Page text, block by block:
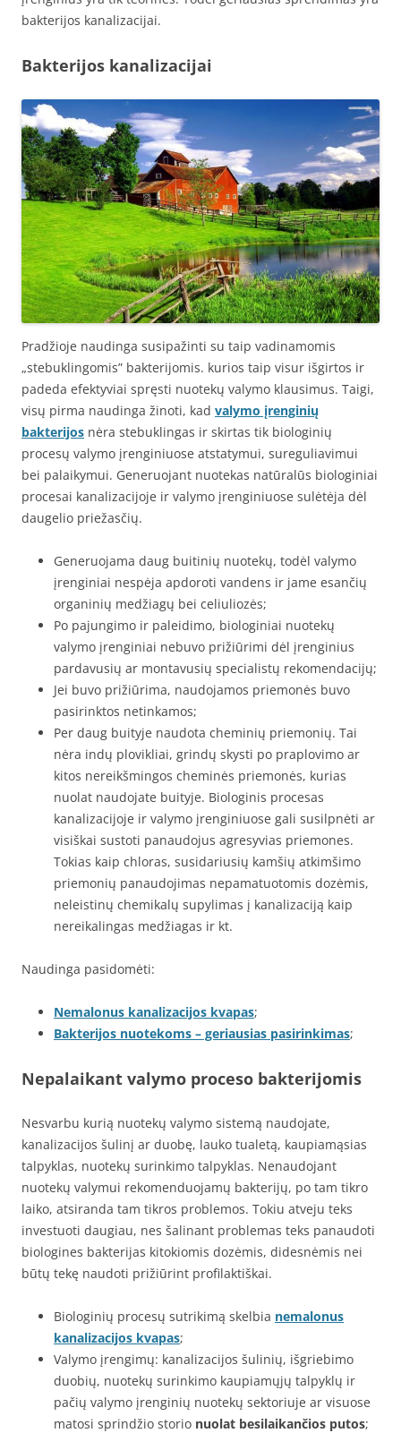
bakterijos kanalizacijai.
Bakterijos kanalizacijai
Pradžioje naudinga susipažinti su taip vadinamomis
„stebuklingomis” bakterijomis. kurios taip visur išgirtos ir
padeda efektyviai spręsti nuotekų valymo klausimus. Taigi,
visų pirma naudinga žinoti, kad valymo įrenginių
bakterijos nėra stebuklingas ir skirtas tik biologinių
procesų valymo įrenginiuose atstatymui, sureguliavimui
bei palaikymui. Generuojant nuotekas natūralūs biologiniai
procesai kanalizacijoje ir valymo įrenginiuose sulėtėja dėl
daugelio priežasčių.
Generuojama daug buitinių nuotekų, todėl valymo
įrenginiai nespėja apdoroti vandens ir jame esančių
organinių medžiagų bei celiuliozės;
Po pajungimo ir paleidimo, biologiniai nuotekų
valymo įrenginiai nebuvo prižiūrimi dėl įrenginius
pardavusių ar montavusių specialistų rekomendacijų;
Jei buvo prižiūrima, naudojamos priemonės buvo
pasirinktos netinkamos;
Per daug buityje naudota cheminių priemonių. Tai
nėra indų plovikliai, grindų skysti po praplovimo ar
kitos nereikšmingos cheminės priemonės, kurias
nuolat naudojate buityje. Biologinis procesas
kanalizacijoje ir valymo įrenginiuose gali susilpnėti ar
visiškai sustoti panaudojus agresyvias priemones.
Tokias kaip chloras, susidariusių kamšių atkimšimo
priemonių panaudojimas nepamatuotomis dozėmis,
neleistinų chemikalų supylimas į kanalizaciją kaip
nereikalingas medžiagas ir kt.
Naudinga pasidomėti:
Nemalonus kanalizacijos kvapas;
Bakterijos nuotekoms – geriausias pasirinkimas;
Nepalaikant valymo proceso bakterijomis
Nesvarbu kurią nuotekų valymo sistemą naudojate,
kanalizacijos šulinį ar duobę, lauko tualetą, kaupiamąsias
talpyklas, nuotekų surinkimo talpyklas. Nenaudojant
nuotekų valymui rekomenduojamų bakterijų, po tam tikro
laiko, atsiranda tam tikros problemos. Tokiu atveju teks
investuoti daugiau, nes šalinant problemas teks panaudoti
biologines bakterijas kitokiomis dozėmis, didesnėmis nei
būtų tekę naudoti prižiūrint profilaktiškai.
Biologinių procesų sutrikimą skelbia nemalonus
kanalizacijos kvapas;
Valymo įrengimų: kanalizacijos šulinių, išgriebimo
duobių, nuotekų surinkimo kaupiamųjų talpyklų ir
pačių valymo įrenginių nuotekų sektoriuje ar visuose
matosi sprindžio storio nuolat besilaikančios putos;